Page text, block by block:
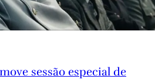
sessão especial de